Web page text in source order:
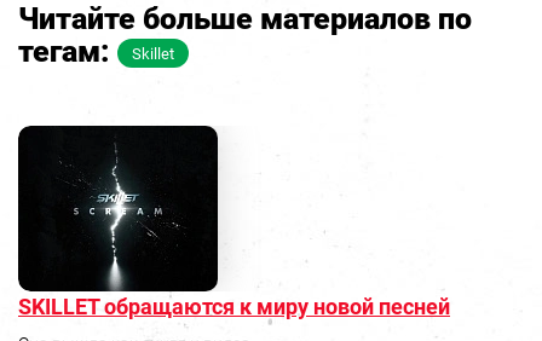
Читайте больше материалов по
тегам:
Skillet
SKILLET обращаются к миру новой песней